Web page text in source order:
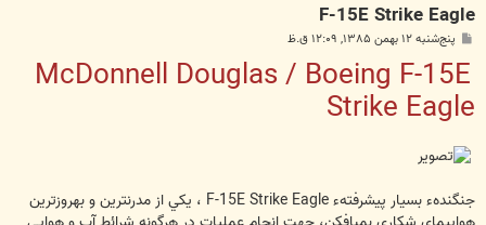
F-15E Strike Eagle
پ
ت
پنج‌شنبه ۱۲ بهمن ۱۳۸۵, ۱۲:۰۹ ق.ظ
McDonnell Douglas / Boeing F-15E
Strike Eagle
جنگندهء بسيار پيشرفتهء F-15E Strike Eagle ، يكي از مدرن‏ترين و به‏روزترين